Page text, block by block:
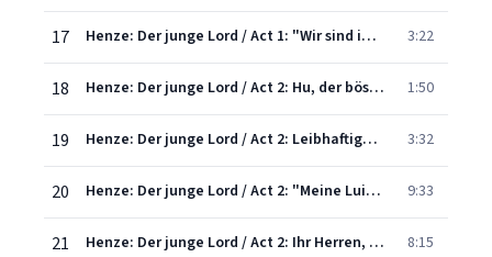
17 Henze: Der junge Lord / Act 1: "Wir sind ihm nicht gut genug" - Notturno 3:22
18 Henze: Der junge Lord / Act 2: Hu, der böse Mohr, der so schwarz wie Sünde ist! 1:50
19 Henze: Der junge Lord / Act 2: Leibhaftiger! Geister sind's nicht 3:32
20 Henze: Der junge Lord / Act 2: "Meine Luise"... "Oh, mein Wilhelm" 9:33
21 Henze: Der junge Lord / Act 2: Ihr Herren, hierher! 8:15